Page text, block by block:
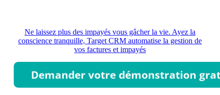
Ne laissez plus des impayés vous gâcher la vie. Ayez la
conscience tranquille, Target CRM automatise la gestion de
vos factures et impayés